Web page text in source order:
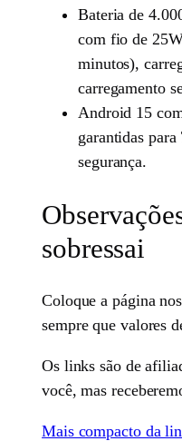
Bateria de
com fio de
minutos),
carregamento
Android 15
garantidas para
segurança.
sobressai
Coloque a página
sempre que valores
Os links são de
você, mas
Mais compacto da